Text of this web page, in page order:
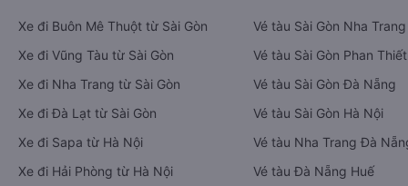
Xe đi Buôn Mê Thuột từ Sài Gòn
Xe đi Vũng Tàu từ Sài Gòn
Xe đi Nha Trang từ Sài Gòn
Xe đi Đà Lạt từ Sài Gòn
Xe đi Sapa từ Hà Nội
Xe đi Hải Phòng từ Hà Nội
Vé tàu Sài Gòn Nha Trang
Vé tàu Sài Gòn Phan Thiết
Vé tàu Sài Gòn Đà Nẵng
Vé tàu Sài Gòn Hà Nội
Vé tàu Nha Trang Đà
Vé tàu Đà Nẵng Huế